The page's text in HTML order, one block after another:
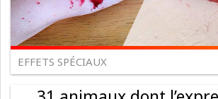
EFFETS SPÉCIAUX